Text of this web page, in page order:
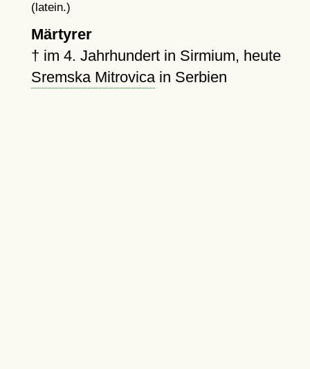
(latein.)
Märtyrer
† im 4. Jahrhundert in Sirmium, heute
Sremska Mitrovicain Serbien